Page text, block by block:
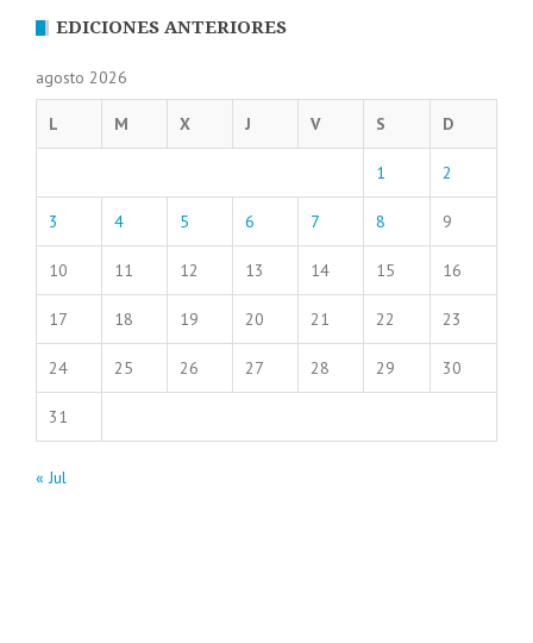
EDICIONES ANTERIORES
agosto 2026
L M X J V S D
1 2
3 4 5 6 7 8 9
10 11 12 13 14 15 16
17 18 19 20 21 22 23
24 25 26 27 28 29 30
31
« Jul